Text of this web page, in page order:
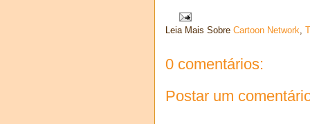
Leia Mais Sobre Cartoon Network,
0 comentários:
Postar um